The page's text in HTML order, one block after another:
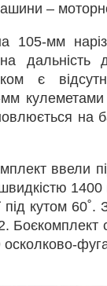
–
105-мм
на
є
мм
на
ввели
під кутом
Боєкомплект